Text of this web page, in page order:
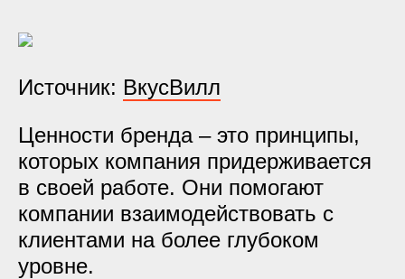
Источник: ВкусВилл
Ценности бренда – это принципы,
которых компания придерживается
в своей работе. Они помогают
компании взаимодействовать с
клиентами на более глубоком
уровне.